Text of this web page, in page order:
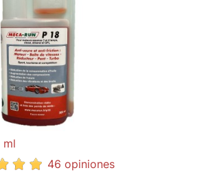

ml
46 opiniones